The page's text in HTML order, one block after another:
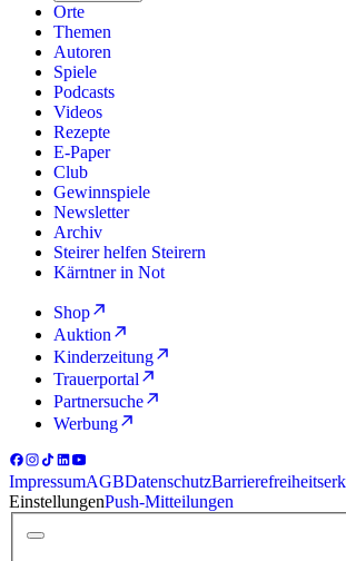
Orte
Themen
Autoren
Spiele
Podcasts
Videos
Rezepte
E-Paper
Club
Gewinnspiele
Newsletter
Archiv
Steirer helfen Steirern
Kärntner in Not
Shop
Auktion
Kinderzeitung
Trauerportal
Partnersuche
Werbung
ImpressumAGBDatenschutz
EinstellungenPush-Mitteilungen